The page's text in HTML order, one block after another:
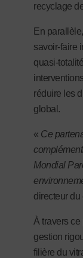
recyclage
En
savoir-faire
quasi-
réduire les
global.
« Ce
Mondial
directeur
À travers
gestion
filière du